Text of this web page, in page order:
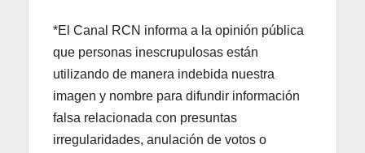
*El Canal RCN informa a la opinión pública
que personas inescrupulosas están
utilizando de manera indebida nuestra
imagen y nombre para difundir información
falsa relacionada con presuntas
irregularidades, anulación de votos o